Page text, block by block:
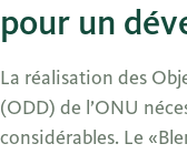
pour un
La réalisation des
(ODD) de l’ONU
considérables. Le